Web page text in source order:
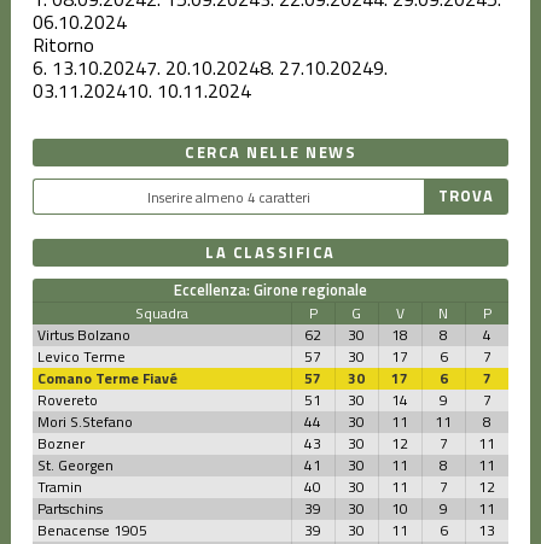
06.10.2024
Ritorno
6. 13.10.20247. 20.10.20248. 27.10.20249.
03.11.202410. 10.11.2024
CERCA NELLE NEWS
LA CLASSIFICA
Eccellenza: Girone regionale
Squadra P G V N
P
Virtus Bolzano
62 30 18 8
4
Levico Terme
57 30 17 6
7
Comano Terme Fiavé
57 30 17 6
7
Rovereto
51 30 14 9
7
Mori S.Stefano
44 30 11 11
8
Bozner
43 30 12 7
11
St. Georgen
41 30 11 8
11
Tramin
40 30 11 7
12
Partschins
39 30 10 9
11
Benacense 1905
39 30 11 6
13